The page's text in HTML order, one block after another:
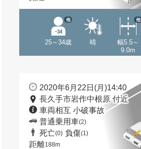
25～34歳
他
晴
幅5.5～
9.0m
他
2020年6月22日(月)14:40
長久手市岩作中根原 付近
車両相互 小破事故
普通乗用車(2)
死亡(0) 負傷(1)
距離188m